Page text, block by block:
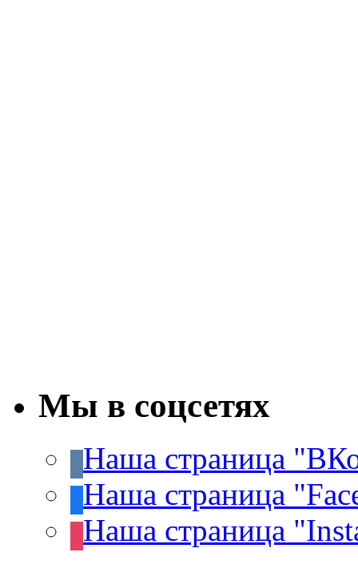
Мы в соцсетях
Наша страница
Наша страница
Наша страница